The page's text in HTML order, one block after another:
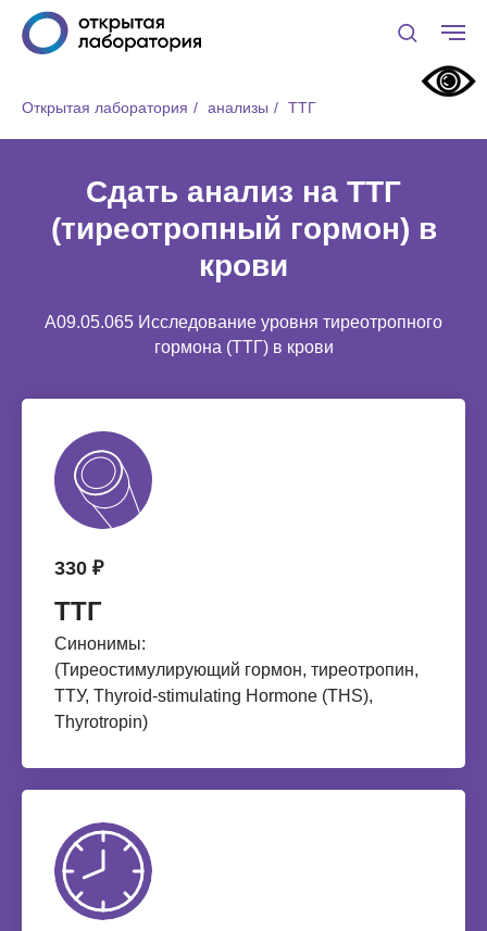
Открытая лаборатория / анализы / ТТГ
Сдать анализ на ТТГ
(тиреотропный гормон) в
крови
A09.05.065 Исследование уровня тиреотропного
гормона (ТТГ) в крови
330 ₽
ТТГ
Синонимы:
(Тиреостимулирующий гормон, тиреотропин,
ТТУ, Thyroid-stimulating Hormone (THS),
Thyrotropin)